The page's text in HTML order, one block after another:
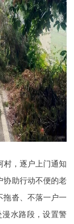
村，逐户上门通知
协助行动不便的老
拖沓、不落一户一
水路段，设置警